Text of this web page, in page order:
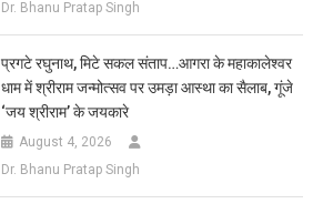
Dr. Bhanu Pratap Singh
प्रगटे रघुनाथ, मिटे सकल संताप…आगरा के महाकालेश्वर
धाम में श्रीराम जन्मोत्सव पर उमड़ा आस्था का सैलाब, गूंजे
‘जय श्रीराम’ के जयकारे
August 4, 2026
Dr. Bhanu Pratap Singh